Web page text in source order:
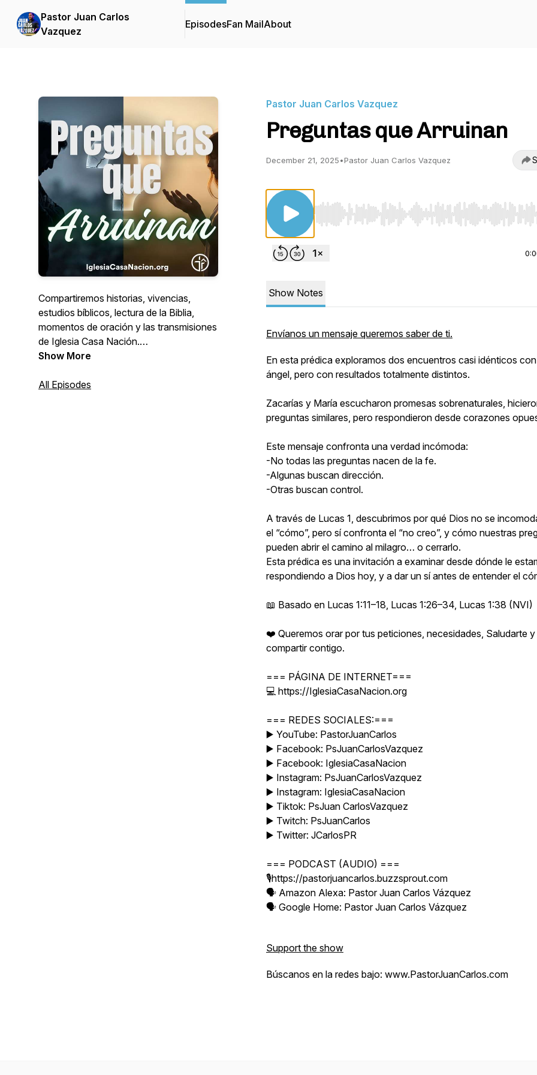
Pastor Juan Carlos
Vazquez
EpisodesFan MailAbout
Compartiremos historias, vivencias,
estudios bíblicos, lectura de la Biblia,
momentos de oración y las transmisiones
de Iglesia Casa Nación.
IglesiaCasaNacion.org
Show More
All Episodes
Pastor Juan Carlos Vazquez
Preguntas que Arruinan
December 21, 2025•Pastor Juan Carlos Vazquez
Use Left/Right to seek, Home/End to jump to start
Show Notes
Envíanos un mensaje queremos saber de ti.
En esta prédica exploramos dos encuentros casi idénticos
ángel, pero con resultados totalmente distintos.
Zacarías y María escucharon promesas sobrenaturales,
preguntas similares, pero respondieron desde corazones
Este mensaje confronta una verdad incómoda:
-No todas las preguntas nacen de la fe.
-Algunas buscan dirección.
-Otras buscan control.
A través de Lucas 1, descubrimos por qué Dios no se
el “cómo”, pero sí confronta el “no creo”, y cómo nuestras
pueden abrir el camino al milagro… o cerrarlo.
Esta prédica es una invitación a examinar desde dónde le
respondiendo a Dios hoy, y a dar un sí antes de entender el
📖 Basado en Lucas 1:11–18, Lucas 1:26–34, Lucas 1:38 (NVI)
❤️ Queremos orar por tus peticiones, necesidades, Saludarte y
compartir contigo.
=== PÁGINA DE INTERNET===
💻 https://IglesiaCasaNacion.org
=== REDES SOCIALES:===
▶️ YouTube: PastorJuanCarlos
▶️ Facebook: PsJuanCarlosVazquez
▶️ Facebook: IglesiaCasaNacion
▶️ Instagram: PsJuanCarlosVazquez
▶️ Instagram: IglesiaCasaNacion
▶️ Tiktok: PsJuan CarlosVazquez
▶️ Twitch: PsJuanCarlos
▶️ Twitter: JCarlosPR
=== PODCAST (AUDIO) ===
🎙️https://pastorjuancarlos.buzzsprout.com
🗣️ Amazon Alexa: Pastor Juan Carlos Vázquez
🗣️ Google Home: Pastor Juan Carlos Vázquez
Support the show
Búscanos en la redes bajo: www.PastorJuanCarlos.com